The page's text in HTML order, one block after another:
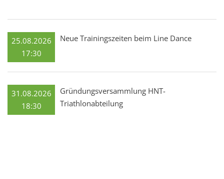
25.08.2026
17:30
Neue Trainingszeiten beim Line Dance
31.08.2026
18:30
Gründungsversammlung HNT-
Triathlonabteilung